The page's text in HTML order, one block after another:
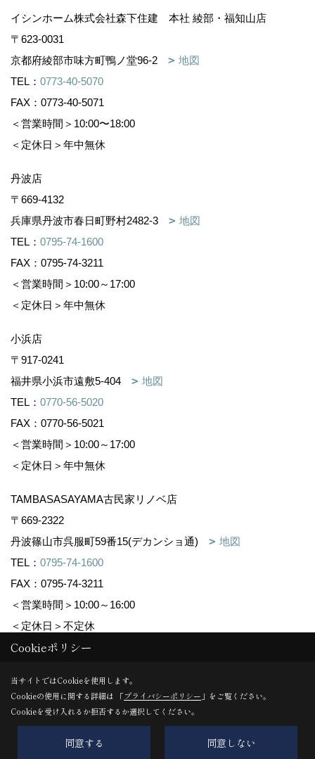
イシンホーム株式会社森下住建 本社 綾部・福知山店
〒623-0031
京都府綾部市味方町鴨ノ堂96-2
地図
TEL： 0773-40-5070
FAX：0773-40-5071
＜営業時間＞10:00〜18:00
＜定休日＞年中無休
丹波店
〒669-4132
兵庫県丹波市春日町野村2482-3
地図
TEL： 0795-74-1600
FAX：0795-74-3211
＜営業時間＞10:00～17:00
＜定休日＞年中無休
小浜店
〒917-0241
福井県小浜市遠敷5-404
地図
TEL： 0770-56-5020
FAX：0770-56-5021
＜営業時間＞10:00～17:00
＜定休日＞年中無休
TAMBASASAYAMA古民家リノベ店
〒669-2322
丹波篠山市呉服町59番15(デカンショ通)
地図
TEL： 0795-74-1600
FAX：0795-74-3211
＜営業時間＞10:00～16:00
＜定休日＞不定休
Copyright (c) 株式会社森下住建. All Rights Reserved.
Produced byゴデスクリエイト
Cookieポリシー
当サイトではCookieを使用します。
Cookieの使用に関する詳細は 「プライバシーポリシー 」をご覧ください。
Cookieを受け入れるか拒否するか選択してください。
同意する 同意しない